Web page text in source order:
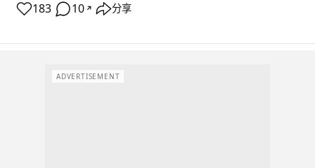
183 10 ↗ 分享
ADVERTISEMENT